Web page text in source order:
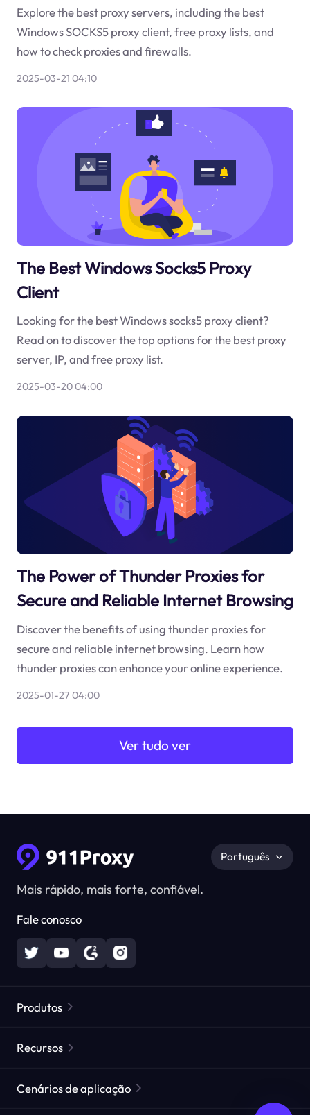
Explore the best proxy servers, including the best
Windows SOCKS5 proxy client, free proxy lists, and
how to check proxies and firewalls.
2025-03-21 04:10
The Best Windows Socks5 Proxy
Client
Looking for the best Windows socks5 proxy client?
Read on to discover the top options for the best proxy
server, IP, and free proxy list.
2025-03-20 04:00
The Power of Thunder Proxies for
Secure and Reliable Internet Browsing
Discover the benefits of using thunder proxies for
secure and reliable internet browsing. Learn how
thunder proxies can enhance your online experience.
2025-01-27 04:00
Ver tudo ver
Mais rápido, mais forte, confiável.
Fale conosco
Português
Produtos
Proxies Residenciais Estáticos
Recursos
Cenários de aplicação